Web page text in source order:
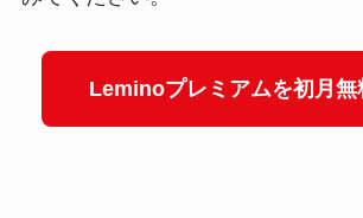
Leminoプレミアムを初月無